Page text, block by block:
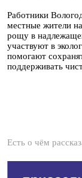
Работники
местные жители
рощу в
участвуют в
помогают
поддерживать
Есть о чём